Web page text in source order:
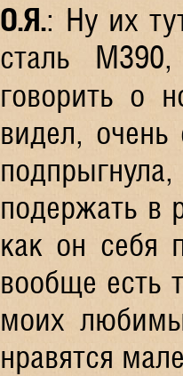
О.Я.: Ну их
сталь
говорить о
видел,
подержать в
как он себя
вообще
моих
нравятся